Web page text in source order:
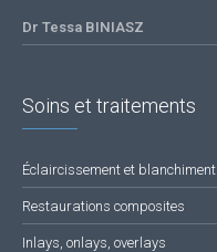
Dr Tessa BINIASZ
Soins et traitements
Éclaircissement et blanchiment
Restaurations composites
Inlays, onlays, overlays